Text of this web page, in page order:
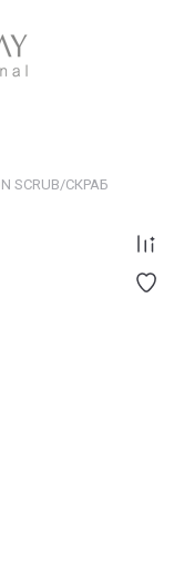
SCRUB/СКРАБ